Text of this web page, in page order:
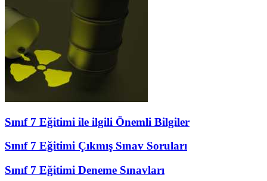
Sınıf 7 Eğitimi ile ilgili Önemli Bilgiler
Sınıf 7 Eğitimi Çıkmış Sınav Soruları
Sınıf 7 Eğitimi Deneme Sınavları